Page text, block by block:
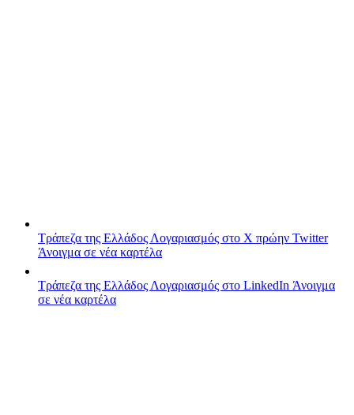
Τράπεζα της Ελλάδος Λογαριασμός στο X πρώην Twitter
Άνοιγμα σε νέα καρτέλα
Τράπεζα της Ελλάδος Λογαριασμός στο LinkedIn Άνοιγμα
σε νέα καρτέλα